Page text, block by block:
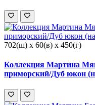
702(ш) x 60(в) x 450(г)
Коллекция Мартина
приморский/Дуб юкон